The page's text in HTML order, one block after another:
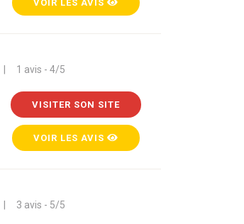
VOIR LES AVIS
| 1 avis - 4/5
VISITER SON SITE
VOIR LES AVIS
| 3 avis - 5/5